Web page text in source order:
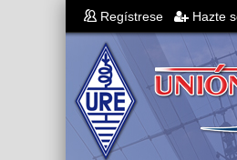
Regístrese Hazte